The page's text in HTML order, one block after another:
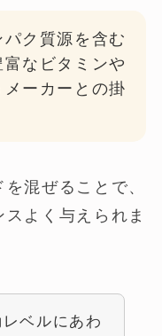
ク質源を含む
富なビタミンや
ーカーとの掛
混ぜることで、
よく与えられま
ベルにあわ